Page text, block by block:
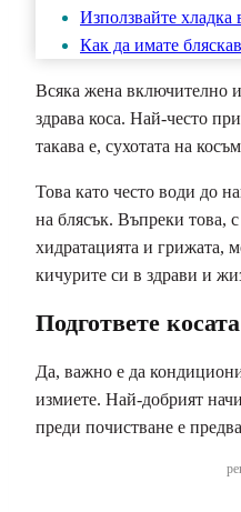
Използвайте хладка
Как да имате
Всяка жена включително
здрава коса. Най-често
такава е, сухотата на
Това като често води до
на блясък. Въпреки това,
хидратацията и грижата,
кичурите си в здрави и
Подгответе
Да, важно е да
измиете. Най-добрият
преди почистване е